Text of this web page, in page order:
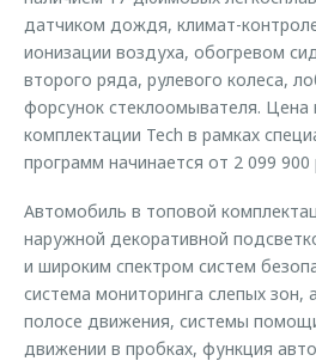
датчиком дождя, климат-
ионизации воздуха, обогревом
второго ряда, рулевого колеса,
форсунок стеклоомывателя. Цена
комплектации Tech в рамках
программ начинается от 2 099 900
Автомобиль в топовой
наружной декоративной
и широким спектром систем
система мониторинга слепых зон,
полосе движения, системы
движении в пробках, функция